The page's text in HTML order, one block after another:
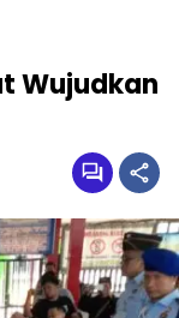
Wujudkan